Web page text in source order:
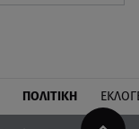
ΠΟΛΙΤΙΚΗ